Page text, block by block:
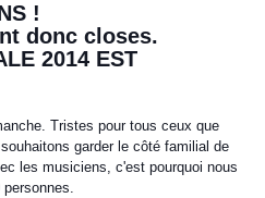
!
donc closes.
2014 EST
Tristes pour tous ceux que
garder le côté familial de
les musiciens, c'est pourquoi nous